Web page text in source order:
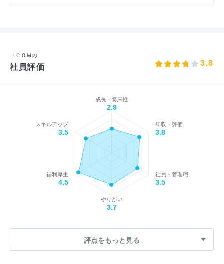
ＪＣＯＭの
社員評価 3.8
成長・将来性
2.9
年収・評価
3.8
社員・管理職
3.5
やりがい
3.7
福利厚生
4.5
スキルアップ
3.5
評点をもっと見る